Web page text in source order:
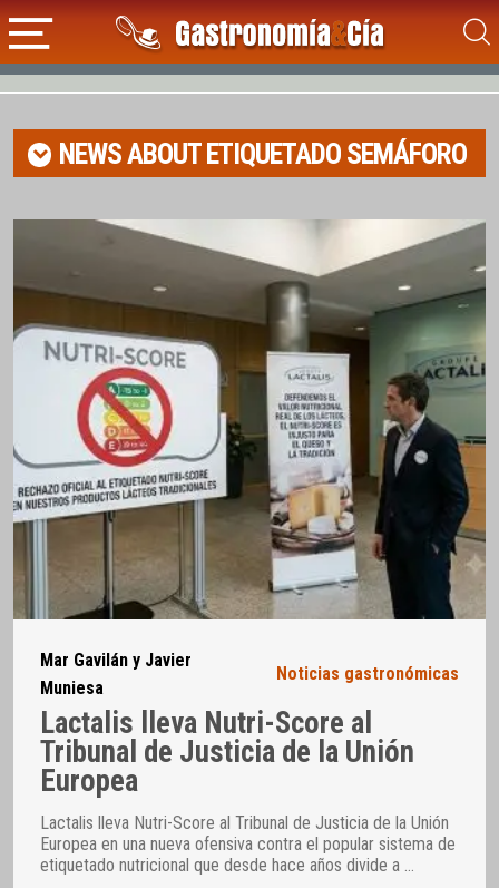
NEWS ABOUTETIQUETADO SEMÁFORO
Mar Gavilán y Javier
Muniesa
Noticias gastronómicas
Lactalis lleva Nutri-Score al
Tribunal de Justicia de la Unión
Europea
Lactalis lleva Nutri-Score al Tribunal de Justicia de la Unión
Europea en una nueva ofensiva contra el popular sistema de
etiquetado nutricional que desde hace años divide a